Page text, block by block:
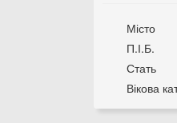
Місто
П.І.Б.
Стать
Вікова